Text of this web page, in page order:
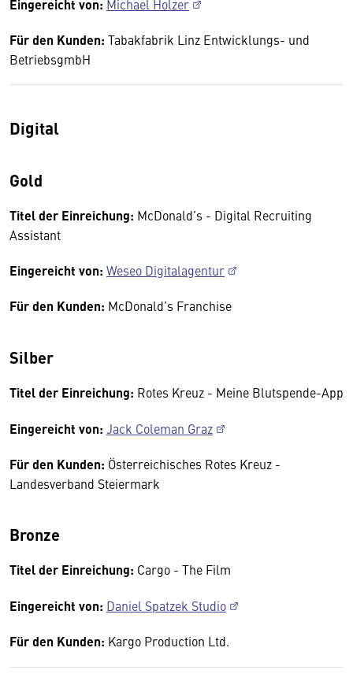
Eingereicht von: Michael Holzer
Für den Kunden: Tabakfabrik Linz Entwicklungs- und
BetriebsgmbH
Digital
Gold
Titel der Einreichung: McDonald’s - Digital Recruiting
Assistant
Eingereicht von: Weseo Digitalagentur
Für den Kunden: McDonald’s Franchise
Silber
Titel der Einreichung: Rotes Kreuz - Meine Blutspende-App
Eingereicht von: Jack Coleman Graz
Für den Kunden: Österreichisches Rotes Kreuz -
Landesverband Steiermark
Bronze
Titel der Einreichung: Cargo - The Film
Eingereicht von: Daniel Spatzek Studio
Für den Kunden: Kargo Production Ltd.